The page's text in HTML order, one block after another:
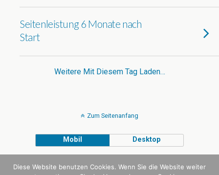
Seitenleistung 6 Monate nach
Start
Weitere Mit Diesem Tag Laden…
Zum Seitenanfang
Mobil Desktop
Diese Website benutzen Cookies. Wenn Sie die Website weiter